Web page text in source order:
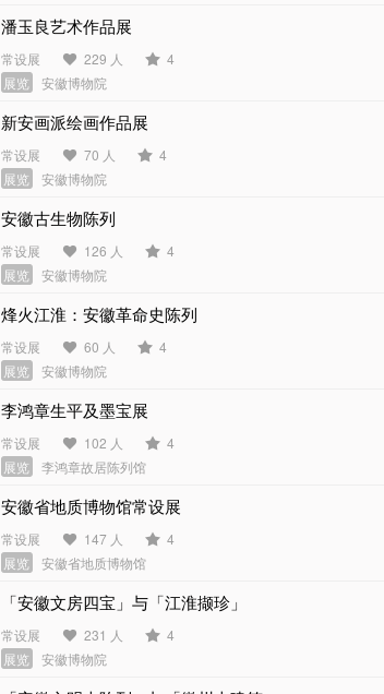
潘玉良艺术作品展
常设展 229 人
4
展览
安徽博物院
新安画派绘画作品展
常设展 70 人
4
展览
安徽博物院
安徽古生物陈列
常设展 126 人
4
展览
安徽博物院
烽火江淮：安徽革命史陈列
常设展 60 人
4
展览
安徽博物院
李鸿章生平及墨宝展
常设展 102 人
4
展览
李鸿章故居陈列馆
安徽省地质博物馆常设展
常设展 147 人
4
展览
安徽省地质博物馆
「安徽文房四宝」与「江淮撷珍」
常设展 231 人
4
展览
安徽博物院